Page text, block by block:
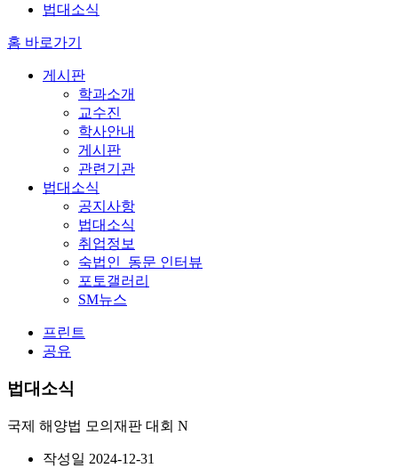
법대소식
홈 바로가기
게시판
학과소개
교수진
학사안내
게시판
관련기관
법대소식
공지사항
법대소식
취업정보
숙법인_동문 인터뷰
포토갤러리
SM뉴스
프린트
공유
법대소식
국제 해양법 모의재판 대회 N
작성일 2024-12-31